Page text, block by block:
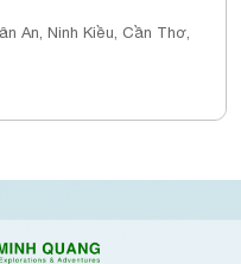
An, Ninh Kiều, Cần Thơ,